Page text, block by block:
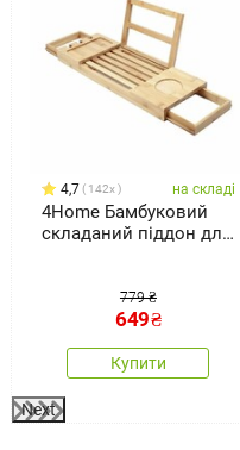
4,7 142x на складі
4Home Бамбуковий
складаний піддон для
779 ₴
649₴
Купити
Next